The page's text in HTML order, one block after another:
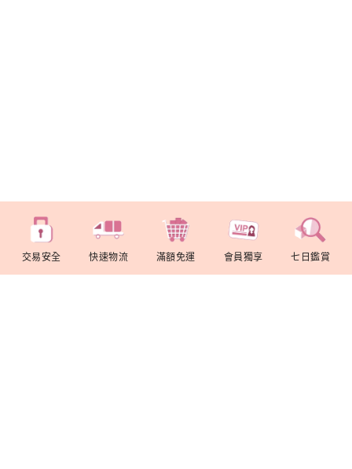
交易安全 快速物流 滿額免運 會員獨享 七日鑑賞